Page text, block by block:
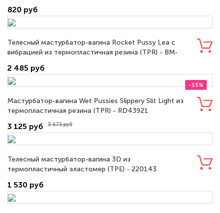
820 руб
Телесный мастурбатор-вагина Rocket Pussy Lea с
вибрацией из термопластичная резина (TPR) - BM-
2 485 руб
-15%
Мастурбатор-вагина Wet Pussies Slippery Slit Light из
термопластичная резина (TPR) - RD43921
3 125 руб 3 675 руб
Телесный мастурбатор-вагина 3D из
термопластичный эластомер (TPE) - 220143
1 530 руб